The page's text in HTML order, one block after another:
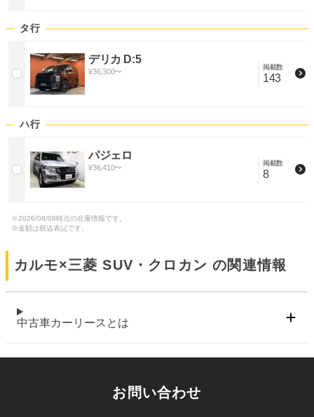
タ行
デリカ D:5
¥36,300〜
掲載数
143
ハ行
パジェロ
¥36,410〜
掲載数
8
※2026/08/08時点の在庫情報です。
※金額は税込表記です。
カルモ×三菱 SUV・クロカンの関連情報
中古車カーリースとは
お問い合わせ